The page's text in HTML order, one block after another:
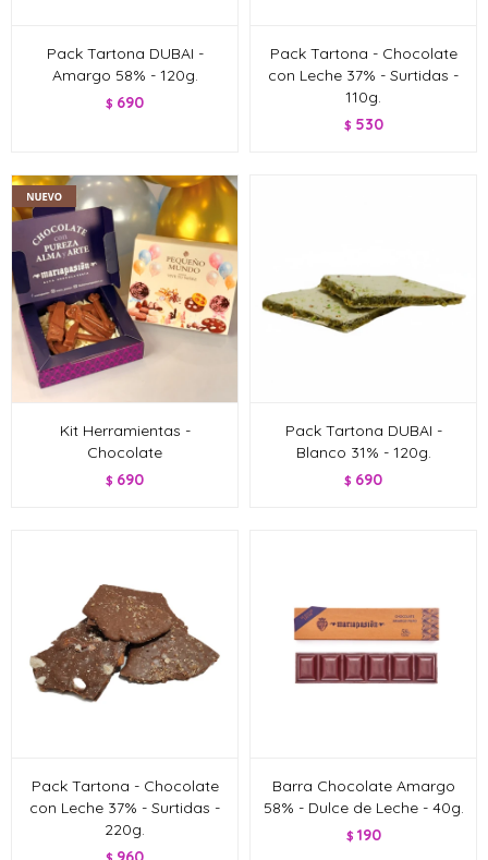
Pack Tartona DUBAI -
Amargo 58% - 120g.
$ 690
Pack Tartona - Chocolate
con Leche 37% - Surtidas -
110g.
$ 530
Kit Herramientas -
Chocolate
$ 690
Pack Tartona DUBAI -
Blanco 31% - 120g.
$ 690
Pack Tartona - Chocolate
con Leche 37% - Surtidas -
220g.
Barra Chocolate Amargo
58% - Dulce de Leche - 40g.
$ 190